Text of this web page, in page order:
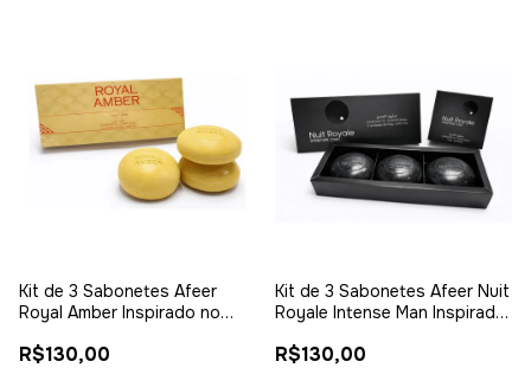
Kit de 3 Sabonetes Afeer
Royal Amber Inspirado no
Unissex / Compartilhável
R$130,00
Kit de 3 Sabonetes Afeer Nuit
Royale Intense Man Inspirado
Man 150g - Masculino
R$130,00